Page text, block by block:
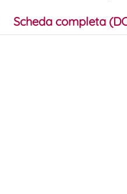
Scheda completa